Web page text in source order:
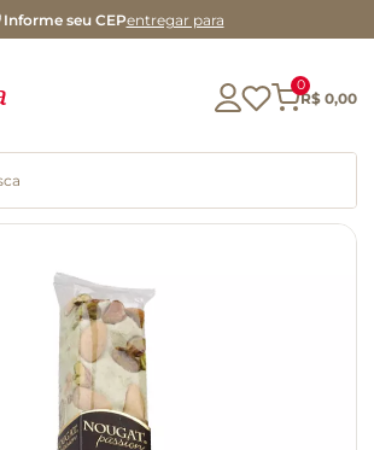
Informe seu CEPentregar para
0
R$ 0,00